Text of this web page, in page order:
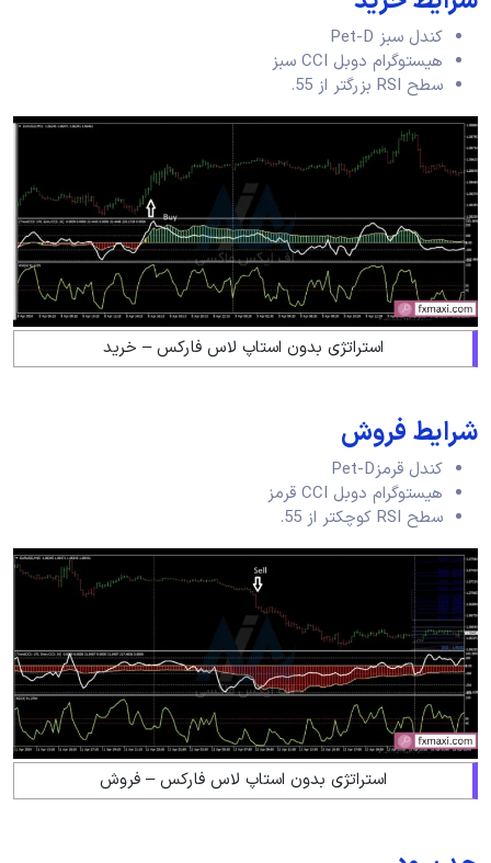
کندل سبز Pet-D
هیستوگرام دوبل CCI سبز
سطح RSI بزرگتر از 55.
استراتژی بدون استاپ لاس فارکس – خرید
شرایط فروش
کندل قرمزPet-D
هیستوگرام دوبل CCI قرمز
سطح RSI کوچکتر از 55.
استراتژی بدون استاپ لاس فارکس – فروش